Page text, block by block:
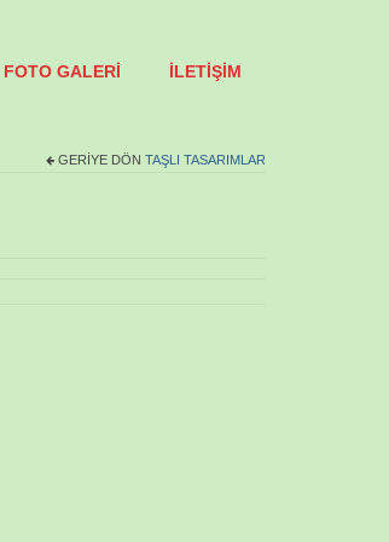
FOTO GALERİ İLETİŞİM
GERIYE DÖN TAŞLI TASARIMLAR